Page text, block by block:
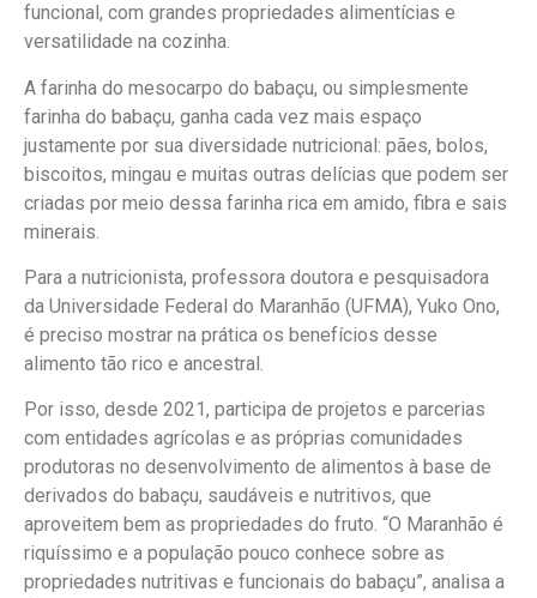
funcional, com grandes propriedades alimentícias e
versatilidade na cozinha.
A farinha do mesocarpo do babaçu, ou simplesmente
farinha do babaçu, ganha cada vez mais espaço
justamente por sua diversidade nutricional: pães, bolos,
biscoitos, mingau e muitas outras delícias que podem ser
criadas por meio dessa farinha rica em amido, fibra e sais
minerais.
Para a nutricionista, professora doutora e pesquisadora
da Universidade Federal do Maranhão (UFMA), Yuko Ono,
é preciso mostrar na prática os benefícios desse
alimento tão rico e ancestral.
Por isso, desde 2021, participa de projetos e parcerias
com entidades agrícolas e as próprias comunidades
produtoras no desenvolvimento de alimentos à base de
derivados do babaçu, saudáveis e nutritivos, que
aproveitem bem as propriedades do fruto. “O Maranhão é
riquíssimo e a população pouco conhece sobre as
propriedades nutritivas e funcionais do babaçu”, analisa a